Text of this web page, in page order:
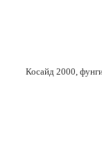
Косайд 2000,